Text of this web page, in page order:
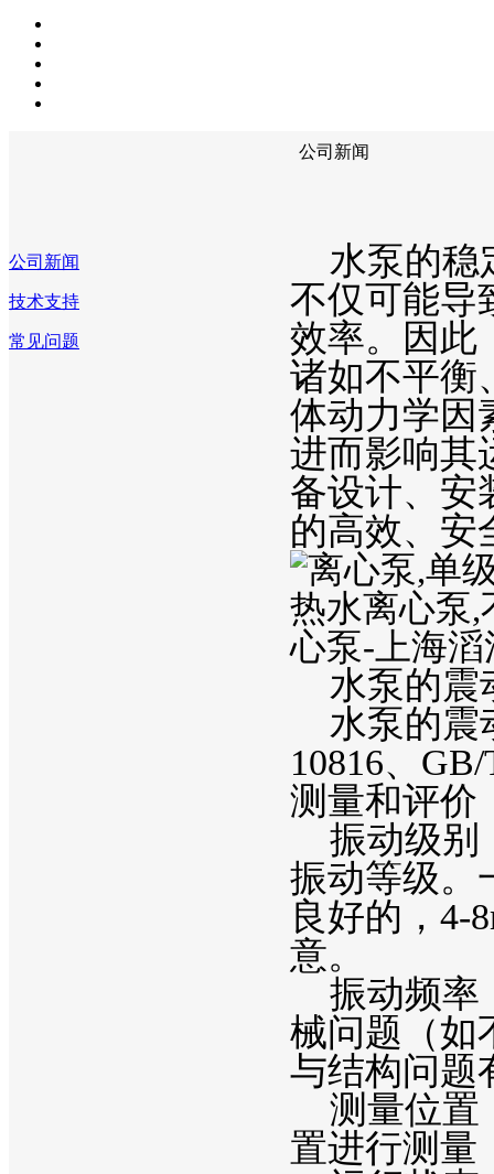
公司新闻
技术支持
常见问题
公司新闻
水泵的稳
不仅可能导
效率。因此
诸如不平衡
体动力学因
进而影响其
备设计、安
的高效、安
水泵的震
水泵的震
10816、
测量和评价
振动级别
振动等级。
良好的，4-
意。
振动频率
械问题（如
与结构问题
测量位置
置进行测量